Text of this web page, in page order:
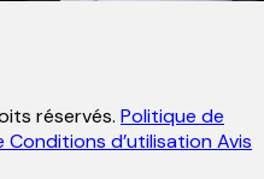
réservés. Politique de
Conditions d’utilisation Avis